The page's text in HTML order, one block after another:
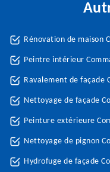
Rénovation de maison
Peintre intérieur
Ravalement de façade
Nettoyage de façade
Peinture extérieure
Nettoyage de pignon
Hydrofuge de façade